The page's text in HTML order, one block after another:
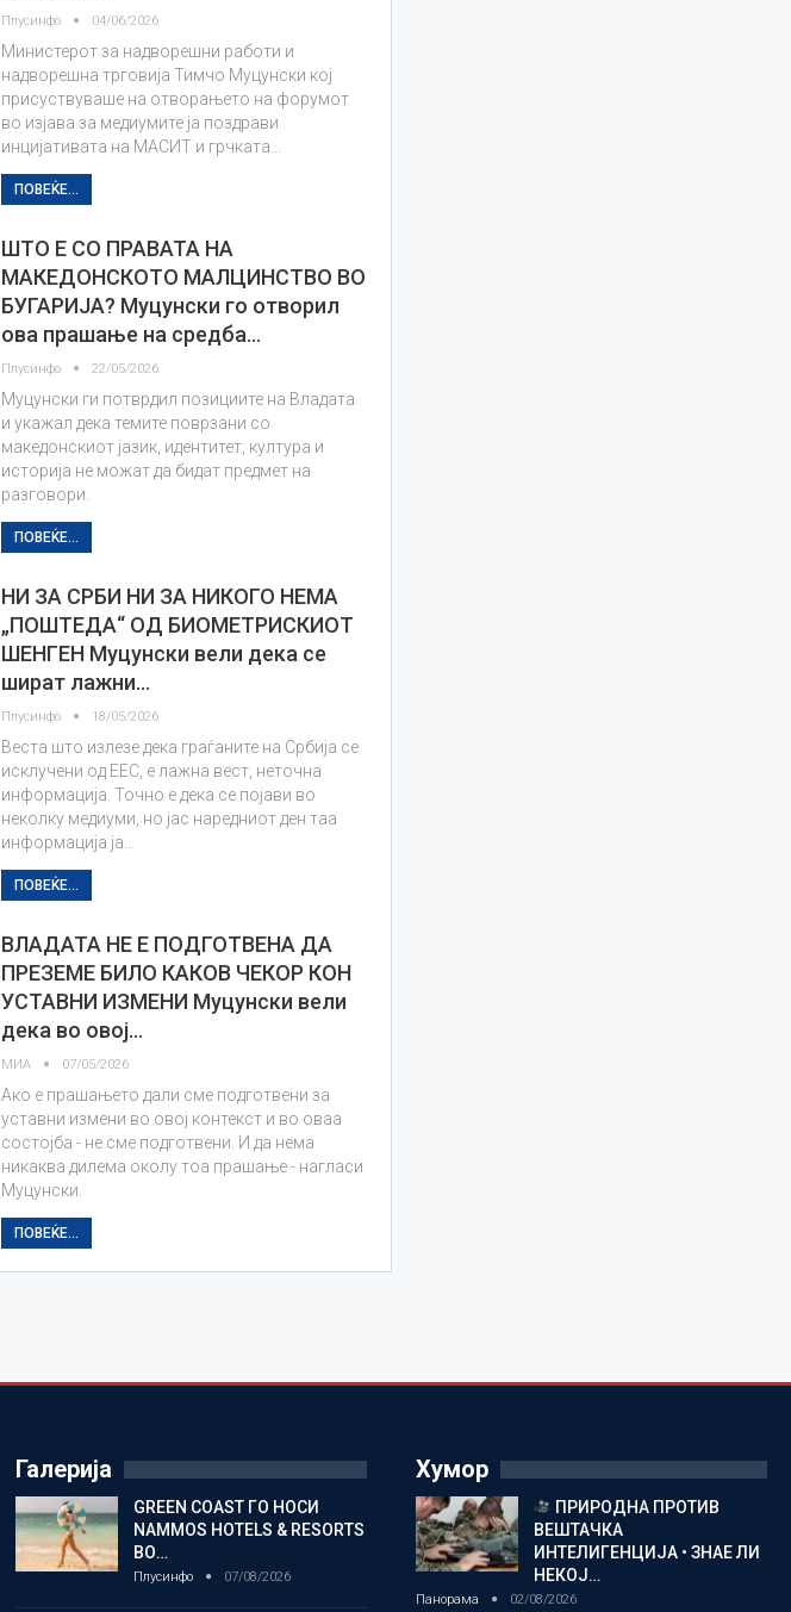
Плусинфо 04/06/2026
Министерот за надворешни работи и
надворешна трговија Тимчо Муцунски кој
присуствуваше на отворањето на форумот
во изјава за медиумите ја поздрави
инцијативата на МАСИТ и грчката…
ПОВЕЌЕ...
ШТО Е СО ПРАВАТА НА
МАКЕДОНСКОТО МАЛЦИНСТВО ВО
БУГАРИЈА? Муцунски го отворил
ова прашање на средба…
Плусинфо 22/05/2026
Муцунски ги потврдил позициите на Владата
и укажал дека темите поврзани со
македонскиот јазик, идентитет, култура и
историја не можат да бидат предмет на
разговори.
ПОВЕЌЕ...
НИ ЗА СРБИ НИ ЗА НИКОГО НЕМА
„ПОШТЕДА“ ОД БИОМЕТРИСКИОТ
ШЕНГЕН Муцунски вели дека се
шират лажни…
Плусинфо 18/05/2026
Веста што излезе дека граѓаните на Србија се
исклучени од ЕЕС, е лажна вест, неточна
информација. Точно е дека се појави во
неколку медиуми, но јас наредниот ден таа
информација ја…
ПОВЕЌЕ...
ВЛАДАТА НЕ Е ПОДГОТВЕНА ДА
ПРЕЗЕМЕ БИЛО КАКОВ ЧЕКОР КОН
УСТАВНИ ИЗМЕНИ Муцунски вели
дека во овој…
МИА 07/05/2026
Ако е прашањето дали сме подготвени за
уставни измени во овој контекст и во оваа
состојба - не сме подготвени. И да нема
никаква дилема околу тоа прашање - нагласи
Муцунски.
ПОВЕЌЕ...
Галерија
GREEN COAST ГО НОСИ
NAMMOS HOTELS & RESORTS
ВО…
Плусинфо 07/08/2026
Хумор
ПРИРОДНА ПРОТИВ
ВЕШТАЧКА
ИНТЕЛИГЕНЦИЈА • ЗНАЕ ЛИ
НЕКОЈ…
Панорама 02/08/2026